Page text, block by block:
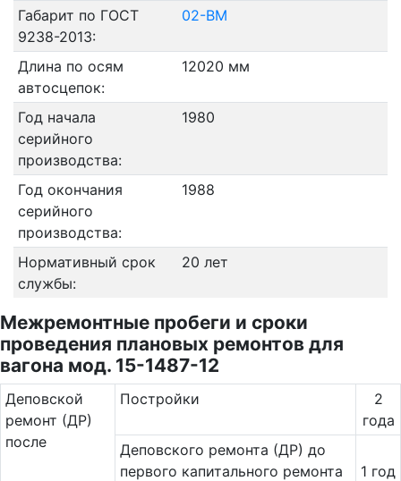
Габарит по ГОСТ
9238-2013:
02-ВМ
Длина по осям
автосцепок:
12020 мм
Год начала
серийного
производства:
1980
Год окончания
серийного
производства:
1988
Нормативный срок
службы:
20 лет
Межремонтные пробеги и сроки
проведения плановых ремонтов для
вагона мод. 15-1487-12
Де­повс­кой
ремонт (ДР)
после
Постройки
2
года
Деповского ремонта (ДР) до
первого капитального ремонта
1 год